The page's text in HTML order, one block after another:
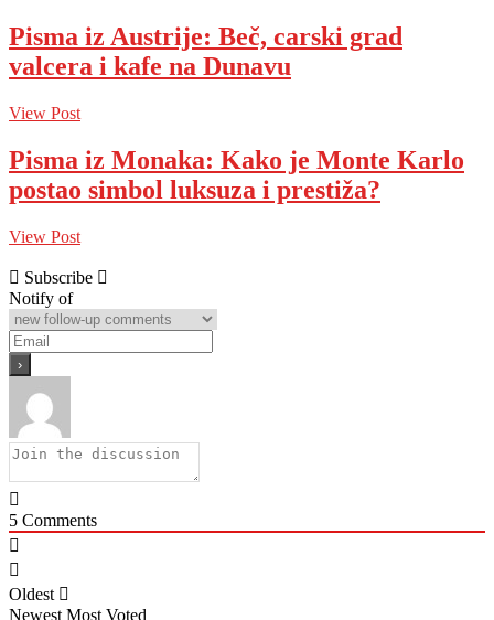
Pisma iz Austrije: Beč, carski grad
valcera i kafe na Dunavu
View Post
Pisma iz Monaka: Kako je Monte Karlo
postao simbol luksuza i prestiža?
View Post
Subscribe
Notify of
5 Comments
Oldest
Newest Most Voted